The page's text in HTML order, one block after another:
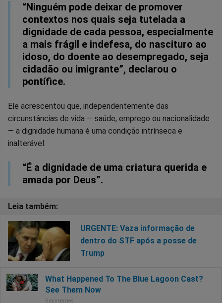
“Ninguém pode deixar de promover
contextos nos quais seja tutelada a
dignidade de cada pessoa, especialmente
a mais frágil e indefesa, do nascituro ao
idoso, do doente ao desempregado, seja
cidadão ou imigrante”, declarou o
pontífice.
Ele acrescentou que, independentemente das
circunstâncias de vida — saúde, emprego ou nacionalidade
— a dignidade humana é uma condição intrínseca e
inalterável:
“É a dignidade de uma criatura querida e
amada por Deus”.
URGENTE: Vaza informação de
dentro do STF após a posse de
Trump